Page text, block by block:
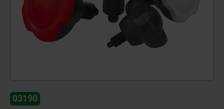
03190